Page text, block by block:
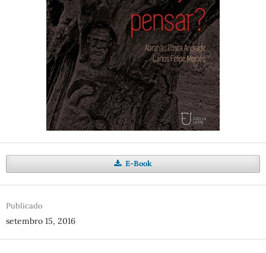
E-Book
Publicado
setembro 15, 2016